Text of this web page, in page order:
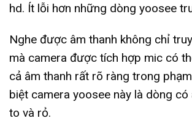
hd. Ít lỗi hơn những dòng yoosee
Nghe được âm thanh không chỉ
mà camera được tích hợp mic có
cả âm thanh rất rõ ràng trong
biệt camera yoosee này là dòng có
to và rỏ.